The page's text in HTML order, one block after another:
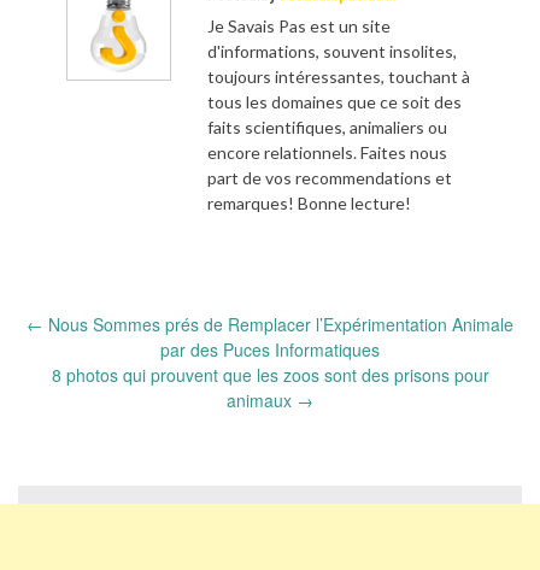
Je Savais Pas est un site
d'informations, souvent insolites,
toujours intéressantes, touchant à
tous les domaines que ce soit des
faits scientifiques, animaliers ou
encore relationnels. Faites nous
part de vos recommendations et
remarques! Bonne lecture!
Post
← Nous Sommes prés de Remplacer l’Expérimentation Animale
par des Puces Informatiques
8 photos qui prouvent que les zoos sont des prisons pour
animaux →